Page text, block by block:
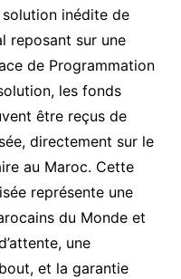
solution inédite de
reposant sur une
de Programmation
les fonds
être reçus de
directement sur le
au Maroc. Cette
représente une
du Monde et
une
et la garantie